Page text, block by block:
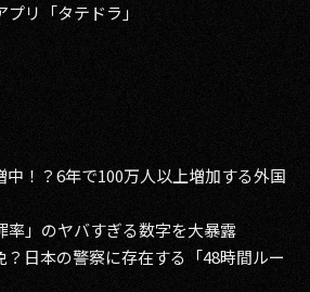
リ「タテドラ」
中！？6年で100万人以上増加する外国
率」のヤバすぎる数字を大暴露
？日本の警察に存在する「48時間ルー